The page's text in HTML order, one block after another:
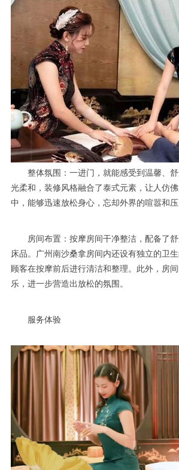
整体氛围：一进门，就能感受到温馨、舒
光柔和，装修风格融合了泰式元素，让人仿
中，能够迅速放松身心，忘却外界的喧嚣和压
房间布置：按摩房间干净整洁，配备了舒
床品。广州南沙桑拿房间内还设有独立的卫
顾客在按摩前后进行清洁和整理。此外，房
乐，进一步营造出放松的氛围。
服务体验